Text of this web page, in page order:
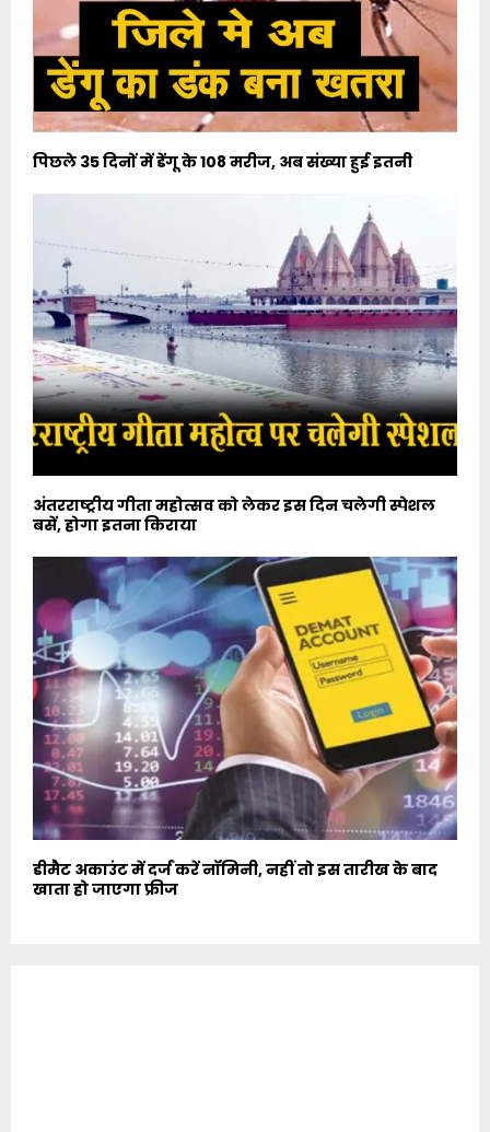
पिछले 35 दिनों में डेंगू के 108 मरीज, अब संख्या हुई इतनी
अंतरराष्ट्रीय गीता महोत्सव को लेकर इस दिन चलेगी स्पेशल
बसें, होगा इतना किराया
डीमैट अकाउंट में दर्ज करें नॉमिनी, नहीं तो इस तारीख के बाद
खाता हो जाएगा फ्रीज